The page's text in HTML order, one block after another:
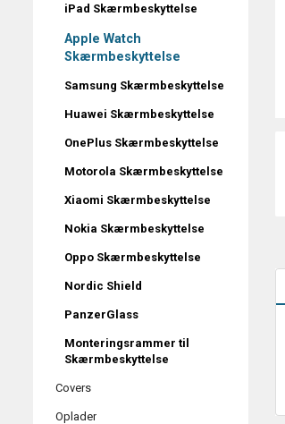
iPad Skærmbeskyttelse
Apple Watch
Skærmbeskyttelse
Samsung Skærmbeskyttelse
Huawei Skærmbeskyttelse
OnePlus Skærmbeskyttelse
Motorola Skærmbeskyttelse
Xiaomi Skærmbeskyttelse
Nokia Skærmbeskyttelse
Oppo Skærmbeskyttelse
Nordic Shield
PanzerGlass
Monteringsrammer til
Skærmbeskyttelse
Covers
Oplader